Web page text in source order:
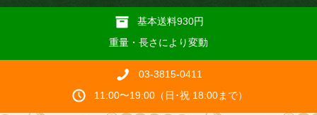
基本送料930円
重量・長さにより変動
03-3815-0411
11:00〜19:00（日･祝 18:00まで）